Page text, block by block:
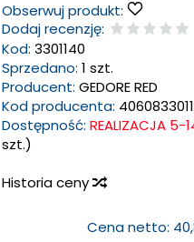
Obserwuj produkt:
Dodaj recenzję:
Kod: 3301140
Sprzedano: 1 szt.
Producent: GEDORE RED
Kod producenta:
Dostępność: REALIZACJA 5-
szt.)
Historia ceny
Cena netto: